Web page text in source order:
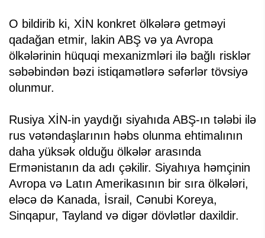
O bildirib ki, XİN konkret ölkələrə getməyi
qadağan etmir, lakin ABŞ və ya Avropa
ölkələrinin hüquqi mexanizmləri ilə bağlı risklər
səbəbindən bəzi istiqamətlərə səfərlər tövsiyə
olunmur.
Rusiya XİN-in yaydığı siyahıda ABŞ-ın tələbi ilə
rus vətəndaşlarının həbs olunma ehtimalının
daha yüksək olduğu ölkələr arasında
Ermənistanın da adı çəkilir. Siyahıya həmçinin
Avropa və Latın Amerikasının bir sıra ölkələri,
eləcə də Kanada, İsrail, Cənubi Koreya,
Sinqapur, Tayland və digər dövlətlər daxildir.